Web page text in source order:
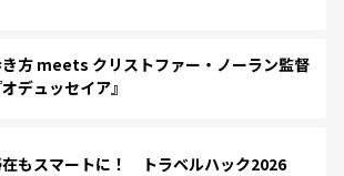
方 meets クリストファー・ノーラン監督
デュッセイア』
もスマートに！ トラベルハック2026